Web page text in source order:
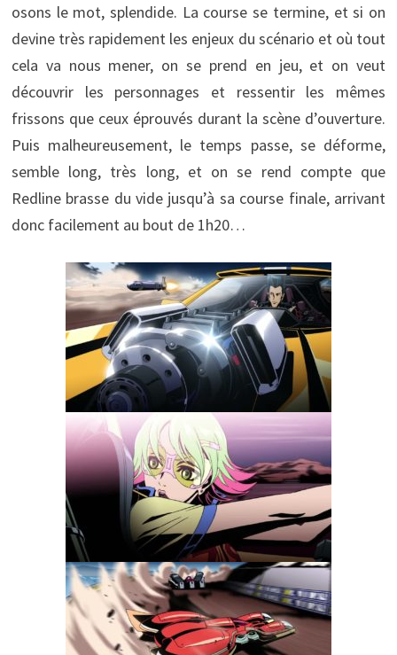
osons le mot, splendide. La course se termine, et si on
devine très rapidement les enjeux du scénario et où tout
cela va nous mener, on se prend en jeu, et on veut
découvrir les personnages et ressentir les mêmes
frissons que ceux éprouvés durant la scène d’ouverture.
Puis malheureusement, le temps passe, se déforme,
semble long, très long, et on se rend compte que
Redline brasse du vide jusqu’à sa course finale, arrivant
donc facilement au bout de 1h20…